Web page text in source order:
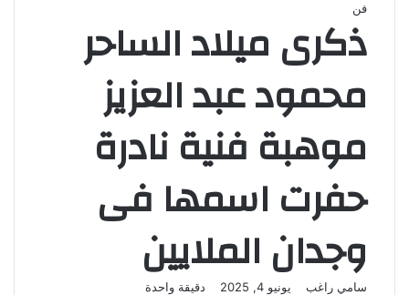
فن
ذكرى ميلاد الساحر
محمود عبد العزيز
موهبة فنية نادرة
حفرت اسمها فى
وجدان الملايين
سامي راغب
أرسل
يونيو 4, 2025
دقيقة واحدة